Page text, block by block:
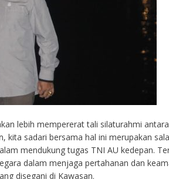
lebih mempererat tali silaturahmi
kita sadari bersama hal ini merupakan
mendukung tugas TNI AU kedepan.
dalam menjaga pertahanan dan
disegani di Kawasan.